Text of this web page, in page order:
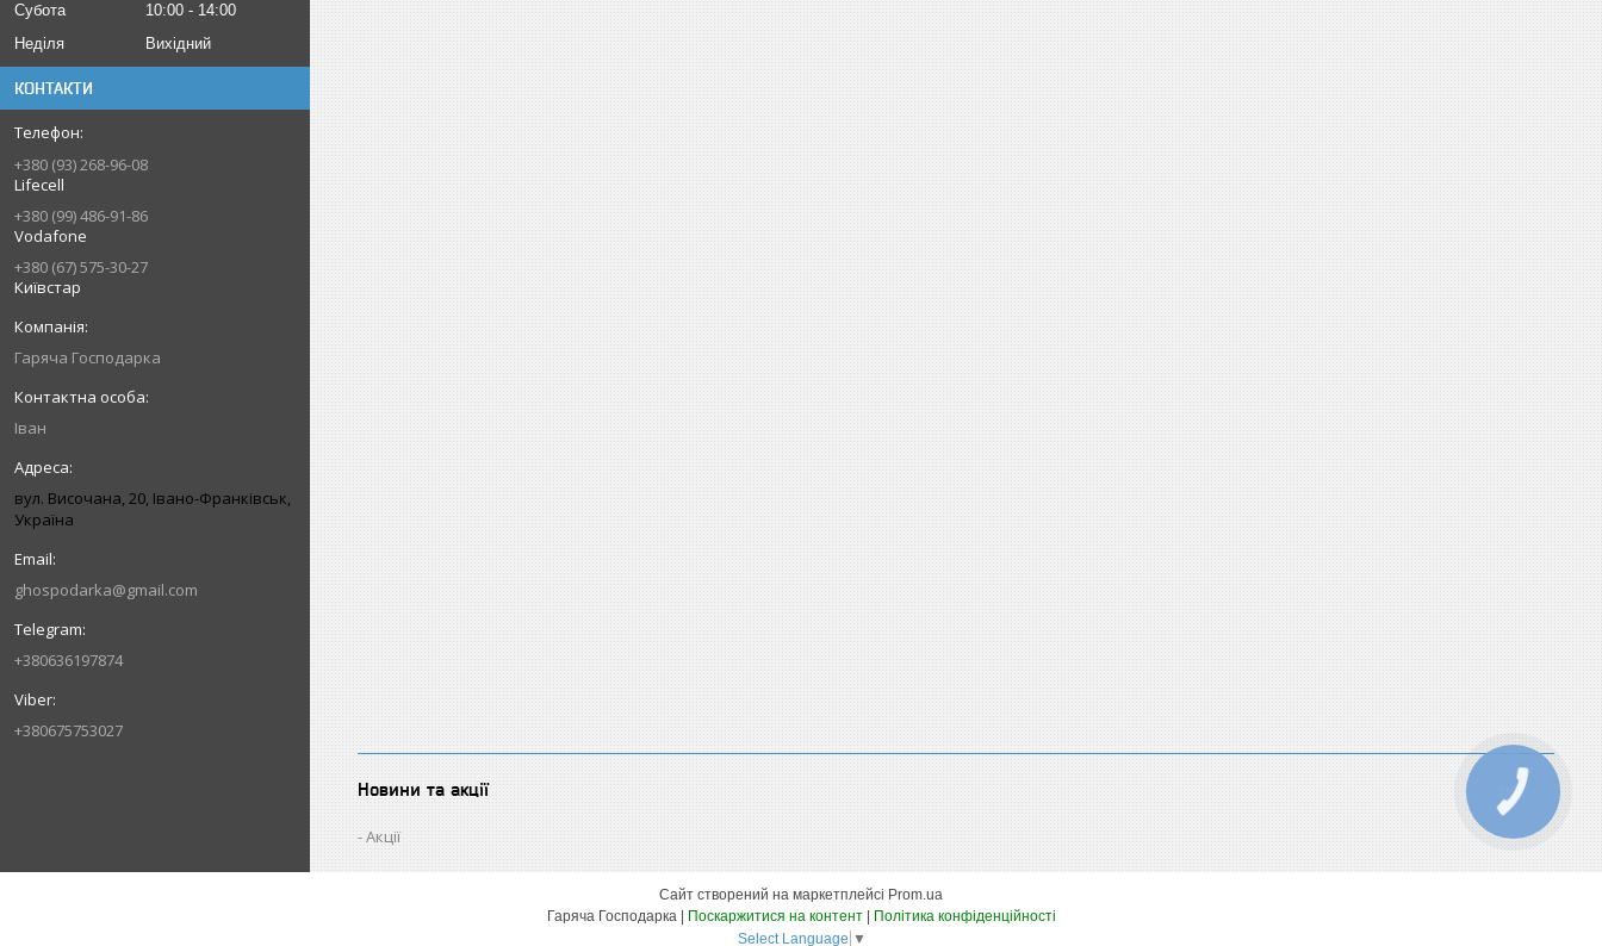
Субота
10:00
14:00
Неділя
Вихідний
КОНТАКТИ
+380 (93) 268-96-08
Lifecell
+380 (99) 486-91-86
Vodafone
+380 (67) 575-30-27
Київстар
Гаряча Господарка
Іван
вул. Височана, 20, Івано-Франківськ,
Україна
ghospodarka@gmail.com
+380636197874
+380675753027
Новини та акції
Акції
Сайт створений на маркетплейсі Prom.ua
Поскаржитися на контент
Політика конфіденційності
Select Language ▼
КНОПКА
ЗВ'ЯЗКУ